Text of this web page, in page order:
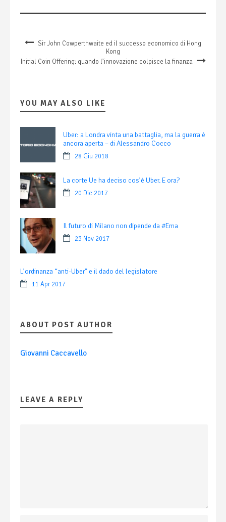
Sir John Cowperthwaite ed il successo economico di Hong
Kong
Initial Coin Offering: quando l’innovazione colpisce la finanza
YOU MAY ALSO LIKE
Uber: a Londra vinta una battaglia, ma la guerra è
ancora aperta – di Alessandro Cocco
28 Giu 2018
La corte Ue ha deciso cos’è Uber. E ora?
20 Dic 2017
Il futuro di Milano non dipende da #Ema
23 Nov 2017
L’ordinanza “anti-Uber” e il dado del legislatore
11 Apr 2017
ABOUT POST AUTHOR
Giovanni Caccavello
LEAVE A REPLY